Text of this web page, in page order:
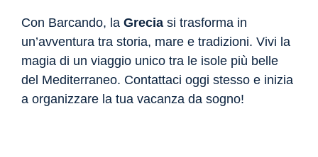
Con Barcando, la Greciasi trasforma in
un’avventura tra storia, mare e tradizioni. Vivi la
magia di un viaggio unico tra le isole più belle
del Mediterraneo. Contattaci oggi stesso e inizia
a organizzare la tua vacanza da sogno!